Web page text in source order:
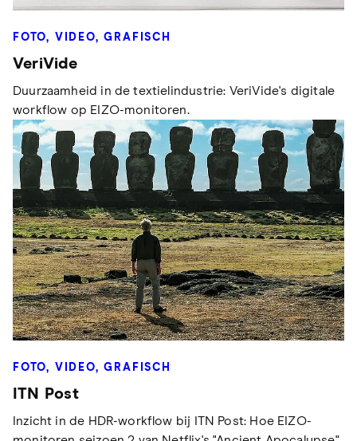
FOTO, VIDEO, GRAFISCH
VeriVide
Duurzaamheid in de textielindustrie: VeriVide's digitale
workflow op EIZO-monitoren.
FOTO, VIDEO, GRAFISCH
ITN Post
Inzicht in de HDR-workflow bij ITN Post: Hoe EIZO-